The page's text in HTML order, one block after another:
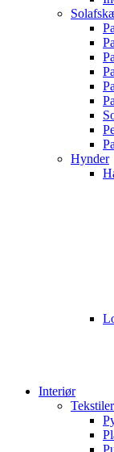
Hynder
Interiør
Tekstiler